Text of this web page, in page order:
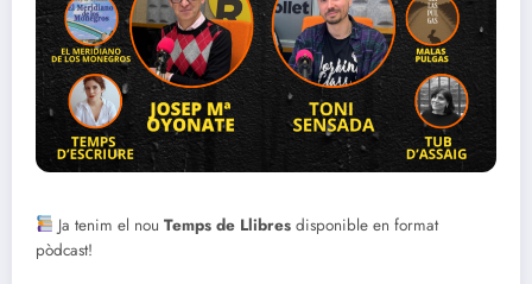
Ja tenim el nouTemps de Llibresdisponible en format
pòdcast!